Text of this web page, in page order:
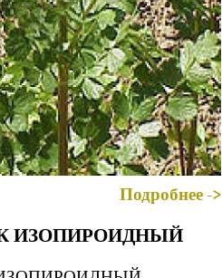
Подробнее ->
ИЗОПИРОИДНЫЙ